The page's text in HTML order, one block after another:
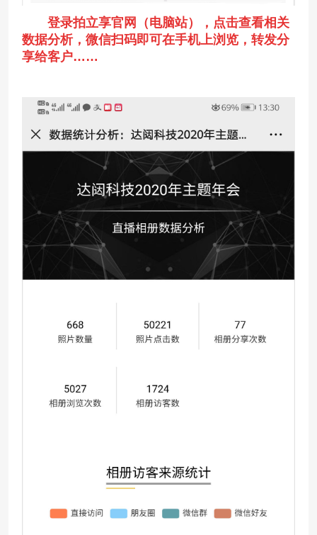
登录拍立享官网（电脑站），点击查看相关
数据分析，微信扫码即可在手机上浏览，转发分
享给客户……